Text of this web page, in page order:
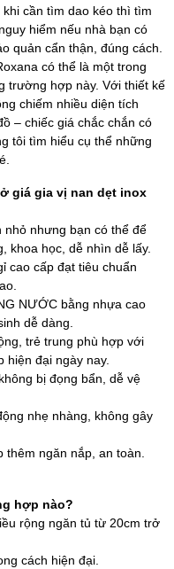
cần tìm dao kéo thì tìm
hiểm nếu nhà bạn có
quản cẩn thận, đúng cách.
có thể là một trong
trường hợp này. Với thiết kế
chiếm nhiều diện tích
– chiếc giá chắc chắn có
tôi tìm hiểu cụ thể những
giá gia vị nan dẹt inox
nhưng bạn có thể để
khoa học, dễ nhìn dễ lấy.
cao cấp đạt tiêu chuẩn
NƯỚC bằng nhựa cao
dễ dàng.
trẻ trung phù hợp với
hiện đại ngày nay.
bị đọng bẩn, dễ vệ
nhẹ nhàng, không gây
ngăn nắp, an toàn.
hợp nào?
rộng ngăn tủ từ 20cm trở
cách hiện đại.